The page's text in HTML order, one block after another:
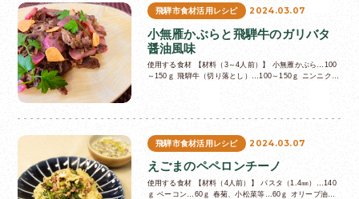
飛騨市食材活用レシピ 2024.03.07
小無雁かぶらと飛騨牛のガリバタ
醤油風味
使用する食材 【材料（3～4人前）】 小無雁かぶら…100
～150ｇ 飛騨牛（切り落とし）…100～150ｇ ニンニク…
飛騨市食材活用レシピ 2024.03.07
えごまのペペロンチーノ
使用する食材 【材料（4人前）】 パスタ（1.4㎜）…140
ｇ ベーコン…60ｇ 春菊、小松菜等…60ｇ オリーブ油…